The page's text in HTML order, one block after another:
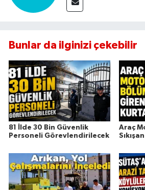
Bunlar da ilginizi çekebilir
81 İlde 30 Bin Güvenlik
Personeli Görevlendirilecek
Araç